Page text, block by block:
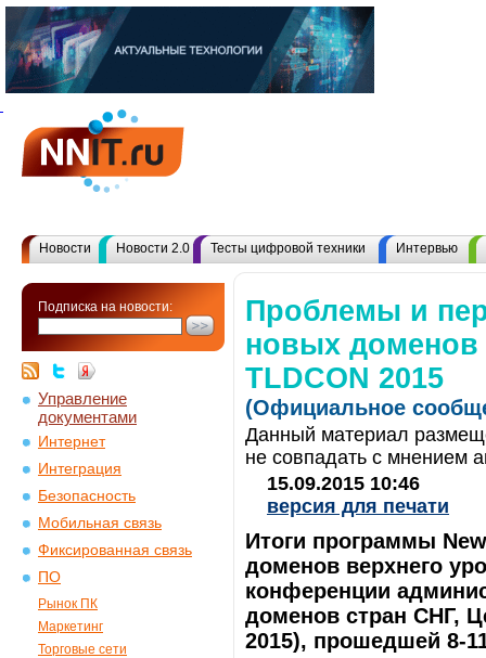
Новости Новости 2.0 Тесты цифровой техники Интервью
Подписка на новости:
Управление
документами
Интернет
Интеграция
Безопасность
Мобильная связь
Фиксированная связь
ПО
Рынок ПК
Маркетинг
Торговые сети
Проблемы и
новых доменов
TLDCON 2015
(Официальное
Данный материал
не совпадать с мнением
15.09.2015 10:46
версия для печати
Итоги программы
доменов верхнего
конференции
доменов стран СНГ,
2015), прошедшей 8-